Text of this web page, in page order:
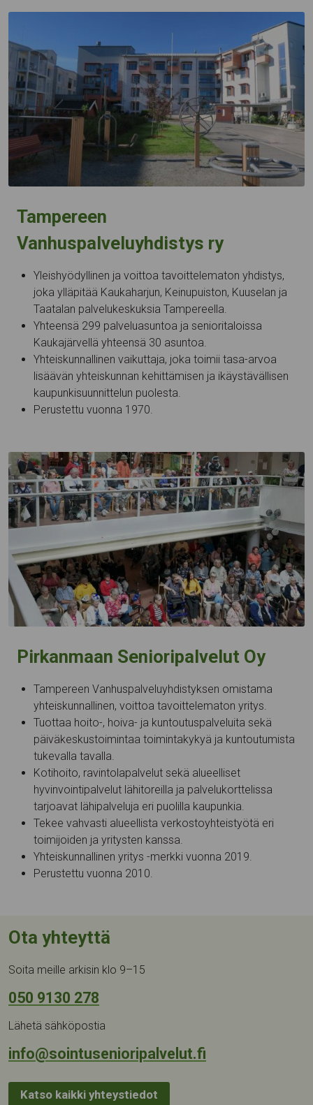
Tampereen
Vanhuspalveluyhdistys ry
Yleishyödyllinen ja voittoa tavoittelematon yhdistys,
joka ylläpitää Kaukaharjun, Keinupuiston, Kuuselan ja
Taatalan palvelukeskuksia Tampereella.
Yhteensä 299 palveluasuntoa ja senioritaloissa
Kaukajärvellä yhteensä 30 asuntoa.
Yhteiskunnallinen vaikuttaja, joka toimii tasa-arvoa
lisäävän yhteiskunnan kehittämisen ja ikäystävällisen
kaupunkisuunnittelun puolesta.
Perustettu vuonna 1970.
Pirkanmaan Senioripalvelut Oy
Tampereen Vanhuspalveluyhdistyksen omistama
yhteiskunnallinen, voittoa tavoittelematon yritys.
Tuottaa hoito-, hoiva- ja kuntoutuspalveluita sekä
päiväkeskustoimintaa toimintakykyä ja kuntoutumista
tukevalla tavalla.
Kotihoito, ravintolapalvelut sekä alueelliset
hyvinvointipalvelut lähitoreilla ja palvelukorttelissa
tarjoavat lähipalveluja eri puolilla kaupunkia.
Tekee vahvasti alueellista verkostoyhteistyötä eri
toimijoiden ja yritysten kanssa.
Yhteiskunnallinen yritys -merkki vuonna 2019.
Perustettu vuonna 2010.
Ota yhteyttä
Soita meille arkisin klo 9–15
050 9130 278
Lähetä sähköpostia
info@sointusenioripalvelut.fi
Katso kaikki yhteystiedot